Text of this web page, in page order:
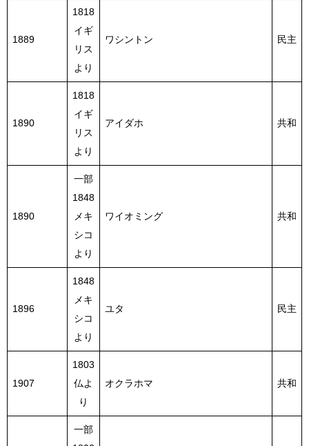
1889
1818
イギ
リス
より
ワシントン 民主
1890
1818
イギ
リス
より
アイダホ 共和
1890
一部
1848
メキ
シコ
より
ワイオミング 共和
1896
1848
メキ
シコ
より
ユタ 民主
1907
1803
仏よ
り
オクラホマ 共和
一部